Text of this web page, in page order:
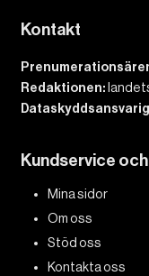
Kontakt
Redaktionen:
Kundservice
Mina sidor
Om oss
Stöd oss
Kontakta oss